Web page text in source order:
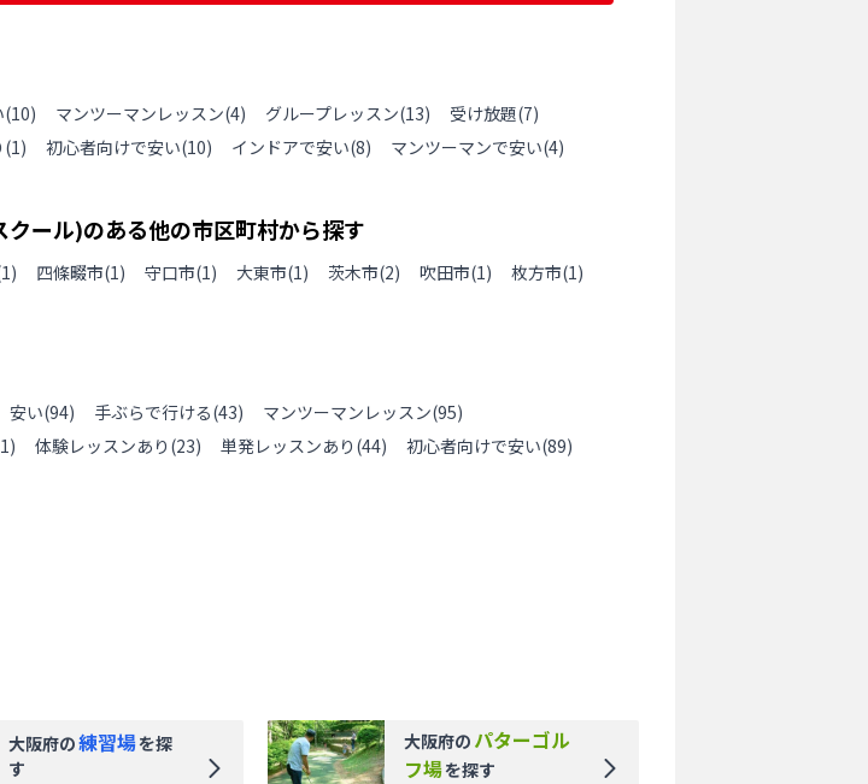
(10) マンツーマンレッスン(4) グループレッスン(13) 受け放題(7)
(1) 初心者向けで安い(10) インドアで安い(8) マンツーマンで安い(4)
ール)のある他の市区町村から探す
1) 四條畷市(1) 守口市(1) 大東市(1) 茨木市(2) 吹田市(1) 枚方市(1)
安い(94) 手ぶらで行ける(43) マンツーマンレッスン(95)
) 体験レッスンあり (23) 単発レッスンあり (44) 初心者向けで安い(89)
大阪府の練習場を探
す
大阪府の パターゴル
フ場を探す